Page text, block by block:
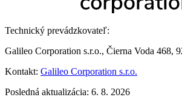
Technický prevádzkovateľ:
Galileo Corporation s.r.o., Čierna Voda 468,
Kontakt: Galileo Corporation s.r.o.
Posledná aktualizácia: 6. 8. 2026